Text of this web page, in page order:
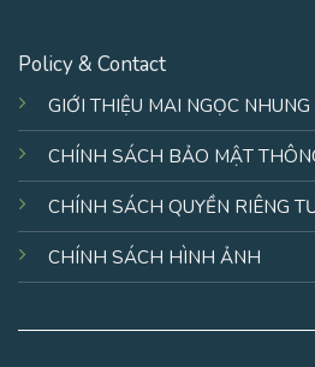
Policy & Contact
GIỚI THIỆU MAI NGỌC NHUNG
CHÍNH SÁCH BẢO MẬT
CHÍNH SÁCH QUYỀN RIÊNG
CHÍNH SÁCH HÌNH ẢNH